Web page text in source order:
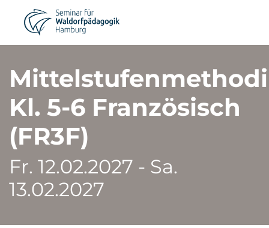
Kl. 5-6 Französisch
(FR3F)
Fr. 12.02.2027 - Sa.
13.02.2027